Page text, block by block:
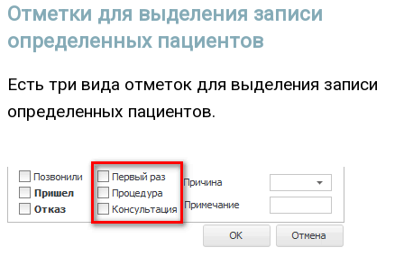
Отметки для выделения записи
определенных пациентов
Есть три вида отметок для выделения записи
определенных пациентов.